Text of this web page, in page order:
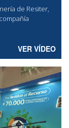
de Resiter,
VER VÍDEO